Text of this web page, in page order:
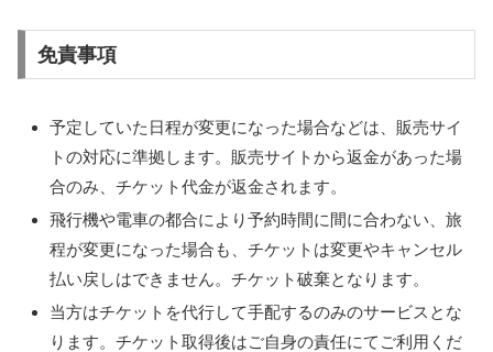
免責事項
予定していた日程が変更になった場合などは、販売サイ
トの対応に準拠します。販売サイトから返金があった場
合のみ、チケット代金が返金されます。
飛行機や電車の都合により予約時間に間に合わない、旅
程が変更になった場合も、チケットは変更やキャンセル
払い戻しはできません。チケット破棄となります。
当方はチケットを代行して手配するのみのサービスとな
ります。チケット取得後はご自身の責任にてご利用くだ